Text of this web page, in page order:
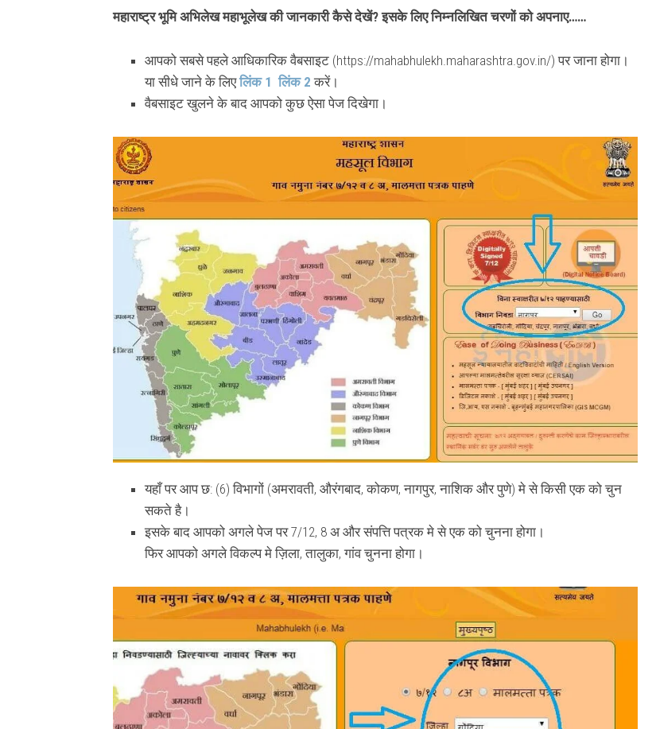
महाराष्ट्र भूमि अभिलेख महाभूलेख की जानकारी कैसे देखें? इसके लिए निम्नलिखित चरणों को अपनाए……
आपको सबसे पहले आधिकारिक वैबसाइट (https://mahabhulekh.maharashtra.gov.in/) पर जाना होगा।
या सीधे जाने के लिएलिंक 1 लिंक 2 करें।
वैबसाइट खुलने के बाद आपको कुछ ऐसा पेज दिखेगा।
यहाँ पर आप छ: (6) विभागों (अमरावती, औरंगबाद, कोकण, नागपुर, नाशिक और पुणे) मे से किसी एक को चुन
सकते है।
इसके बाद आपको अगले पेज पर 7/12, 8 अ और संपत्ति पत्रक मे से एक को चुनना होगा।
फिर आपको अगले विकल्प मे ज़िला, तालुका, गांव चुनना होगा।